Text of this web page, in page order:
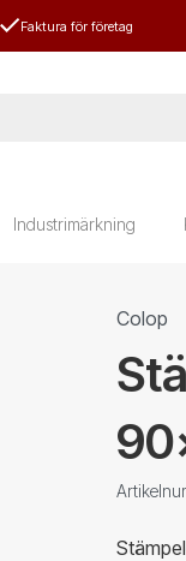
Faktura för företag
Industrimärkning
Colop